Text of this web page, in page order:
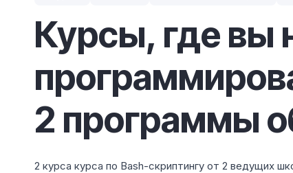
Курсы, где вы
2 программы
2 курса курса по Bash-скриптингу от 2 ведущих